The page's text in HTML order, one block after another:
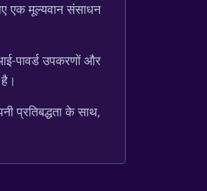
एक मूल्यवान संसाधन
पावर्ड उपकरणों और
प्रतिबद्धता के साथ,